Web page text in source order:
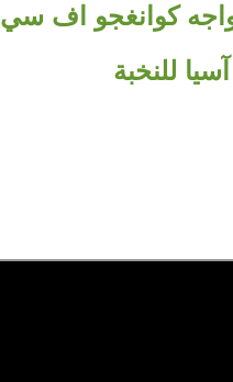
كوانغجو اف سي
للنخبة